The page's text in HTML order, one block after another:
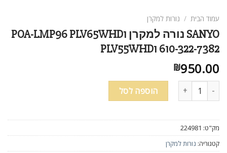
עמוד הבית / נורות למקרן
SANYO נורה למקרן POA-LMP96 PLV65WHD1
PLV55WHD1 610-322-7382
₪950.00
כמות של SANYO נורה למקרן POA-LMP96 PLV65WHD1 PLV55WHD1 610-322-7382 הוספה לסל
מק"ט: 224981
קטגוריה: נורות למקרן